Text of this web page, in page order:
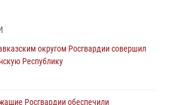
по Уральскому округу Росгвардии и
округом Росгвардии совершил
Республику
Росгвардии обеспечили